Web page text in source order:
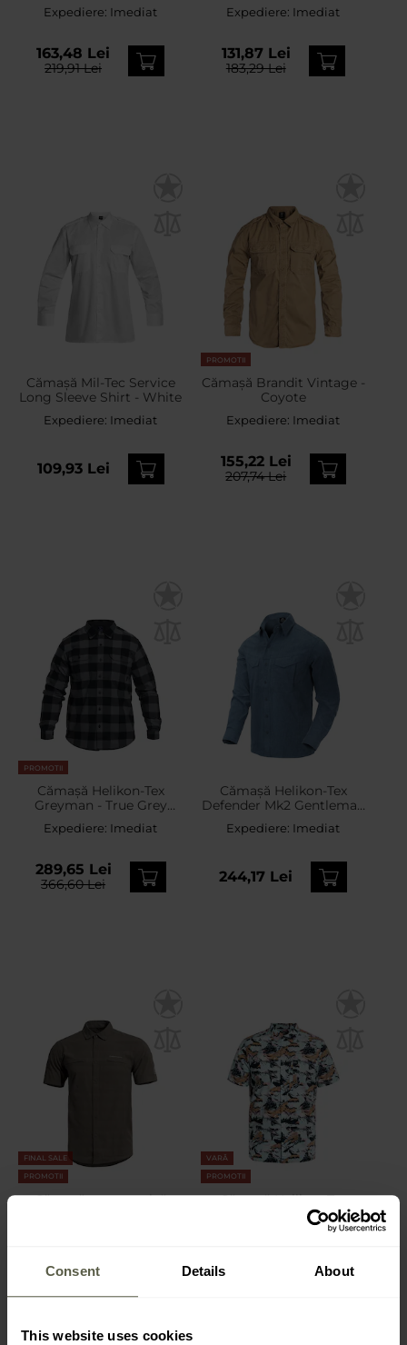
Consent Details About
This website uses cookies
Black
Expediere: Imediat
163,48 Lei
219,91 Lei
Expediere: Imediat
131,87 Lei
183,29 Lei
Cămașă Mil-Tec Service
Long Sleeve Shirt - White
Expediere: Imediat
109,93 Lei
PROMOTII
Cămașă Brandit Vintage -
Coyote
Expediere: Imediat
155,22 Lei
207,74 Lei
PROMOTII
Cămașă Helikon-Tex
Greyman - True Grey
Checkered
Expediere: Imediat
289,65 Lei
366,60 Lei
Cămașă Helikon-Tex
Defender Mk2 Gentleman
- Melange Blue
Expediere: Imediat
244,17 Lei
FINAL SALE
PROMOTII
Cămașă termoactivă
273,29 Lei
365,39 Lei
VARĂ
PROMOTII
Cămașă Helikon-Tex
Tactical Hawaiian Short
Sleeve - Pacific
Imediat
269,60 Lei